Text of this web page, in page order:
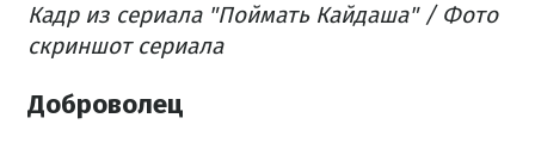
Кадр из сериала "Поймать Кайдаша" / Фото
скриншот сериала
Доброволец